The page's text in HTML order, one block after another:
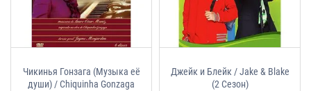
Чикинья Гонзага (Музыка её
души) / Chiquinha Gonzaga
Джейк и Блейк / Jake & Blake
(2 Сезон)